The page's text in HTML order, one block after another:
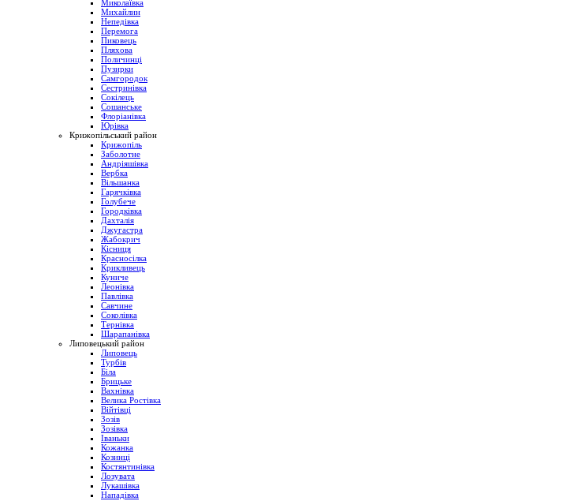
Миколаївка
Михайлин
Непедівка
Перемога
Пиковець
Пляхова
Поличинці
Пузирки
Самгородок
Сестринівка
Сокілець
Сошанське
Флоріанівка
Юрівка
Крижопільський район
Крижопіль
Заболотне
Андріяшівка
Вербка
Вільшанка
Гарячківка
Голубече
Городківка
Дахталія
Джугастра
Жабокрич
Кісниця
Красносілка
Крикливець
Куниче
Леонівка
Павлівка
Савчине
Соколівка
Тернівка
Шарапанівка
Липовецький район
Липовець
Турбів
Біла
Брицьке
Вахнівка
Велика Ростівка
Війтівці
Зозів
Зозівка
Іваньки
Кожанка
Козинці
Костянтинівка
Лозувата
Лукашівка
Нападівка